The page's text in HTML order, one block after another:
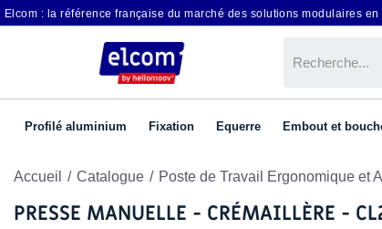
Elcom : la référence française du marché des solutions modulaires
Profilé aluminium Fixation Equerre Embout et
Accueil Catalogue Poste de Travail Ergonomique et
PRESSE MANUELLE - CRÉMAILLÈRE -